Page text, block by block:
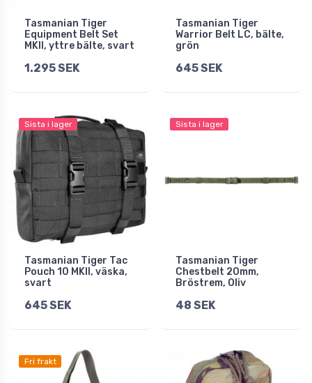
Tasmanian Tiger
Equipment Belt Set
MKII, yttre bälte, svart
1.295 SEK
Tasmanian Tiger
Warrior Belt LC, bälte,
grön
645 SEK
Sista i lager
Tasmanian Tiger Tac
Pouch 10 MKII, väska,
svart
645 SEK
Sista i lager
Tasmanian Tiger
Chestbelt 20mm,
Bröstrem, Oliv
48 SEK
Fri frakt